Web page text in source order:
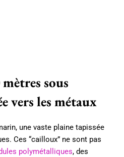
sous
vers les métaux
une vaste plaine tapissée
Ces “cailloux” ne sont pas
polymétalliques, des